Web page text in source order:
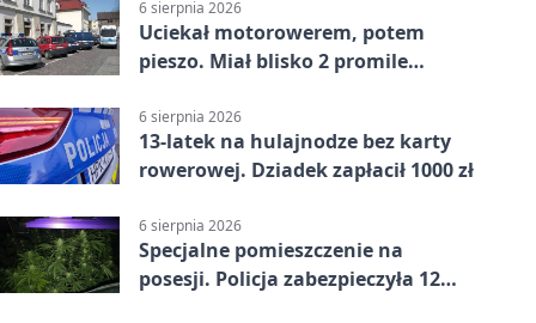
6 sierpnia 2026
Uciekał motorowerem, potem
pieszo. Miał blisko 2 promile
6 sierpnia 2026
13-latek na hulajnodze bez karty
rowerowej. Dziadek zapłacił 1000 zł
6 sierpnia 2026
Specjalne pomieszczenie na
posesji. Policja zabezpieczyła 12